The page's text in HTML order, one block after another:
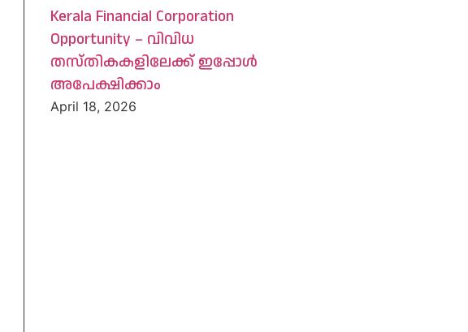
Kerala Financial Corporation
Opportunity – വിവിധ
തസ്തികകളിലേക്ക് ഇപ്പോൾ
അപേക്ഷിക്കാം
April 18, 2026